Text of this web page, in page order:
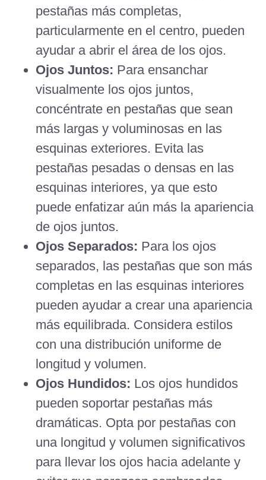
pestañas más completas,
particularmente en el centro, pueden
ayudar a abrir el área de los ojos.
Ojos Juntos: Para ensanchar
visualmente los ojos juntos,
concéntrate en pestañas que sean
más largas y voluminosas en las
esquinas exteriores. Evita las
pestañas pesadas o densas en las
esquinas interiores, ya que esto
puede enfatizar aún más la apariencia
de ojos juntos.
Ojos Separados: Para los ojos
separados, las pestañas que son más
completas en las esquinas interiores
pueden ayudar a crear una apariencia
más equilibrada. Considera estilos
con una distribución uniforme de
longitud y volumen.
Ojos Hundidos: Los ojos hundidos
pueden soportar pestañas más
dramáticas. Opta por pestañas con
una longitud y volumen significativos
para llevar los ojos hacia adelante y